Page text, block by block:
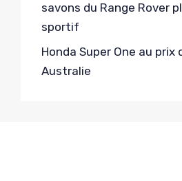
savons du Range Rover
sportif
Honda Super One au prix
Australie